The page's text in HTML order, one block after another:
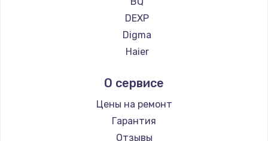
DEXP
Digma
Haier
Prestigio
Microsoft
Amazon
Aquarius
О сервисе
Цены на ремонт
Гарантия
Отзывы